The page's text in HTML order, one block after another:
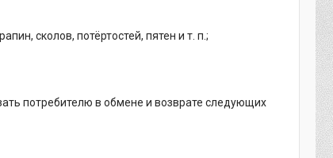
сколов, потёртостей, пятен и т. п.;
потребителю в обмене и возврате следующих